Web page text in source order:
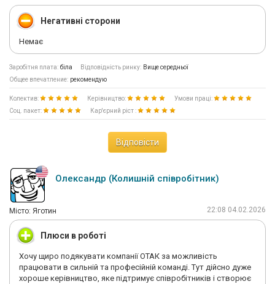
Негативні сторони
Немає
Заробітня плата: біла Відповідність ринку: Вище середньої
Общее впечатление: рекомендую
Колектив: Керівництво:
Умови праці:
Соц. пакет:
Кар'єрний ріст :
Відповісти
Олександр (Колишній співробітник)
Мiсто: Яготин 22:08 04.02.2026
Плюси в роботі
Хочу щиро подякувати компанії ОТАК за можливість
працювати в сильній та професійній команді. Тут дійсно дуже
хороше керівництво, яке підтримує співробітників і створює